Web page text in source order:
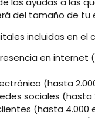
del tamaño de tu
incluidas en el
en internet
(hasta
sociales (hasta
(hasta 4.000